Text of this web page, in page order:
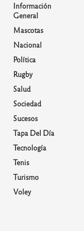
Información
General
Mascotas
Nacional
Política
Rugby
Salud
Sociedad
Sucesos
Tapa Del Día
Tecnología
Tenis
Turismo
Voley